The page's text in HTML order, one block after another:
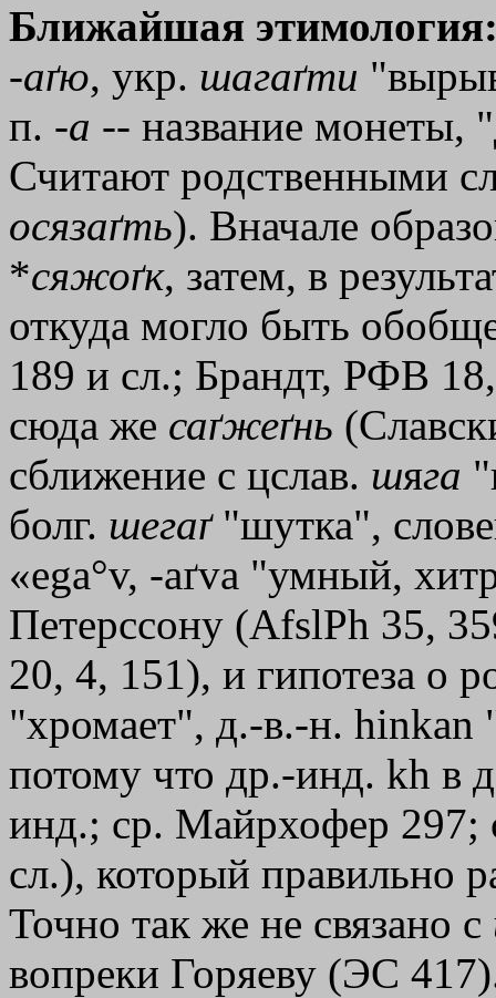
Ближайшая
-аґю, укр. шагаґти
п. -а -- название монеты,
Считают родственными
осязаґть). Вначале
*сяжоґк, затем, в
откуда могло быть
189 и сл.; Брандт, РФВ
сюда же саґжеґнь
сближение с цслав. шяга
болг. шегаґ"шутка",
«ega°v, -aґvа "умный,
Петерссону (AfslPh 35,
20, 4, 151), и гипотеза о
"хромает", д.-в.-н. hinkan
потому что др.-инд. kh в
инд.; ср. Майрхофер
сл.), который правильно
Точно так же не связано с
вопреки Горяеву (ЭС